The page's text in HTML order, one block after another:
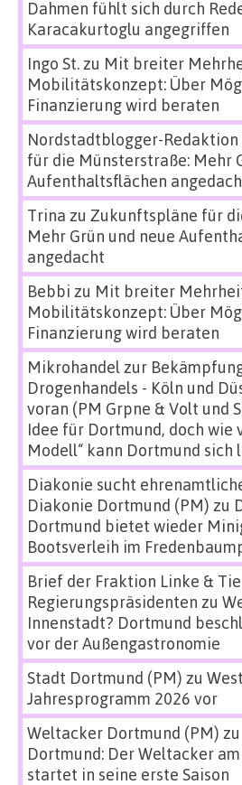
Dahmen fühlt sich durch
Karacakurtoglu angegriffen
Ingo St.zu Mit breiter
Mobilitätskonzept: Über
Finanzierung wird beraten
Nordstadtblogger-Redaktion
für die Münsterstraße: Mehr
Aufenthaltsflächen
Trina zu Zukunftspläne für
Mehr Grün und neue
angedacht
Bebbi zu Mit breiter
Mobilitätskonzept: Über
Finanzierung wird beraten
Mikrohandel zur
Drogenhandels - Köln und
voran (PM Grpne & Volt und
Idee für Dortmund, doch wie
Modell“ kann Dortmund sich
Diakonie sucht
Diakonie Dortmund (PM) zu
Dortmund bietet wieder
Bootsverleih im
Brief der Fraktion Linke &
Regierungspräsidenten zu
Innenstadt? Dortmund
vor der Außengastronomie
Stadt Dortmund (PM) zu
Jahresprogramm 2026 vor
Weltacker Dortmund (PM) zu
Dortmund: Der Weltacker
startet in seine erste Saison